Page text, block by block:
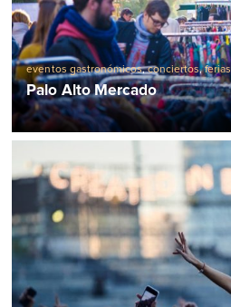
eventos gastronómicos,conciertos,ferias
Palo Alto Mercado